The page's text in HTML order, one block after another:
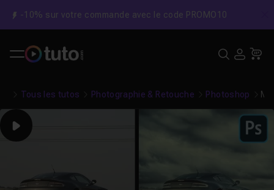
-10% sur votre commande avec le code PROMO10
Tous les tutos Photographie & Retouche Photoshop
Play